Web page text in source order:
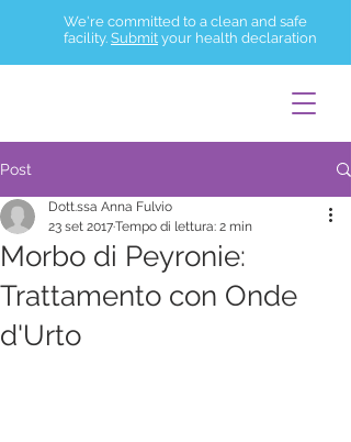
We're committed to a clean and safe
facility. Submit your health declaration
Post
Morbo di Peyronie:
Trattamento con Onde
d'Urto
Dott.ssa Anna Fulvio
23 set 2017Tempo di lettura: 2 min